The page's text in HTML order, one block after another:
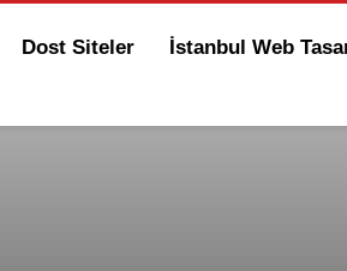
Dost Siteler İstanbul Web